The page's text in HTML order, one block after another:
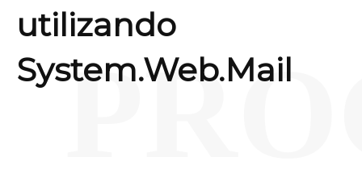
utilizando
System.Web.Mail